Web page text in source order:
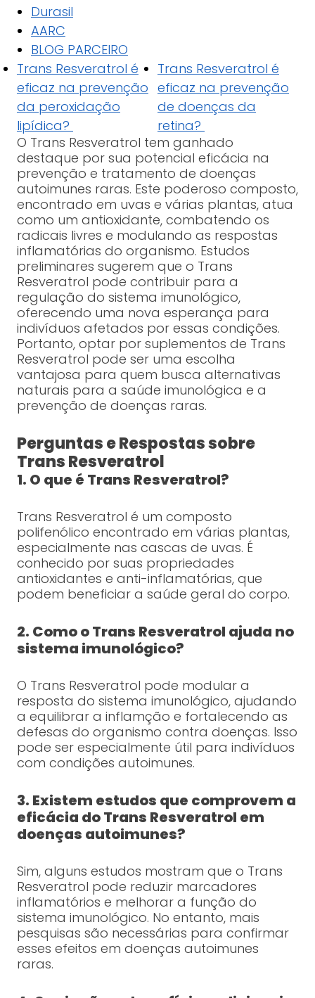
Durasil
AARC
BLOG PARCEIRO
Trans Resveratrol é
eficaz na prevenção
da peroxidação
lipídica?
Trans Resveratrol é
eficaz na prevenção
de doenças da
retina?
O Trans Resveratrol tem ganhado
destaque por sua potencial eficácia na
prevenção e tratamento de doenças
autoimunes raras. Este poderoso composto,
encontrado em uvas e várias plantas, atua
como um antioxidante, combatendo os
radicais livres e modulando as respostas
inflamatórias do organismo. Estudos
preliminares sugerem que o Trans
Resveratrol pode contribuir para a
regulação do sistema imunológico,
oferecendo uma nova esperança para
indivíduos afetados por essas condições.
Portanto, optar por suplementos de Trans
Resveratrol pode ser uma escolha
vantajosa para quem busca alternativas
naturais para a saúde imunológica e a
prevenção de doenças raras.
Perguntas e Respostas sobre
Trans Resveratrol
1. O que é Trans Resveratrol?
Trans Resveratrol é um composto
polifenólico encontrado em várias plantas,
especialmente nas cascas de uvas. É
conhecido por suas propriedades
antioxidantes e anti-inflamatórias, que
podem beneficiar a saúde geral do corpo.
2. Como o Trans Resveratrol ajuda no
sistema imunológico?
O Trans Resveratrol pode modular a
resposta do sistema imunológico, ajudando
a equilibrar a inflamção e fortalecendo as
defesas do organismo contra doenças. Isso
pode ser especialmente útil para indivíduos
com condições autoimunes.
3. Existem estudos que comprovem a
eficácia do Trans Resveratrol em
doenças autoimunes?
Sim, alguns estudos mostram que o Trans
Resveratrol pode reduzir marcadores
inflamatórios e melhorar a função do
sistema imunológico. No entanto, mais
pesquisas são necessárias para confirmar
esses efeitos em doenças autoimunes
raras.